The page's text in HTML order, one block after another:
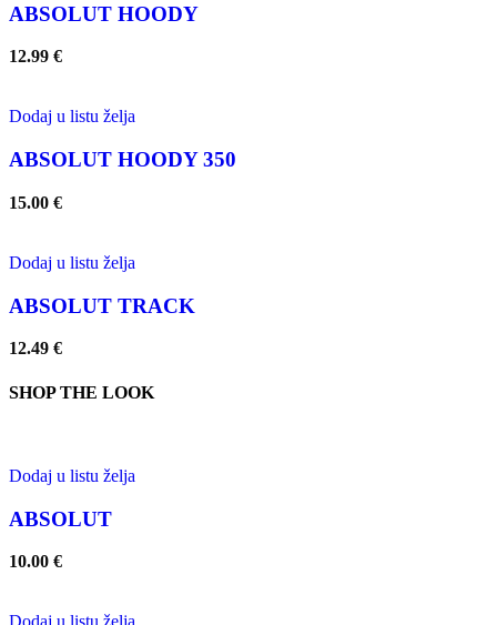
ABSOLUT HOODY
12.99 €
Dodaj u listu želja
ABSOLUT HOODY 350
15.00 €
Dodaj u listu želja
ABSOLUT TRACK
12.49 €
SHOP THE LOOK
Dodaj u listu želja
ABSOLUT
10.00 €